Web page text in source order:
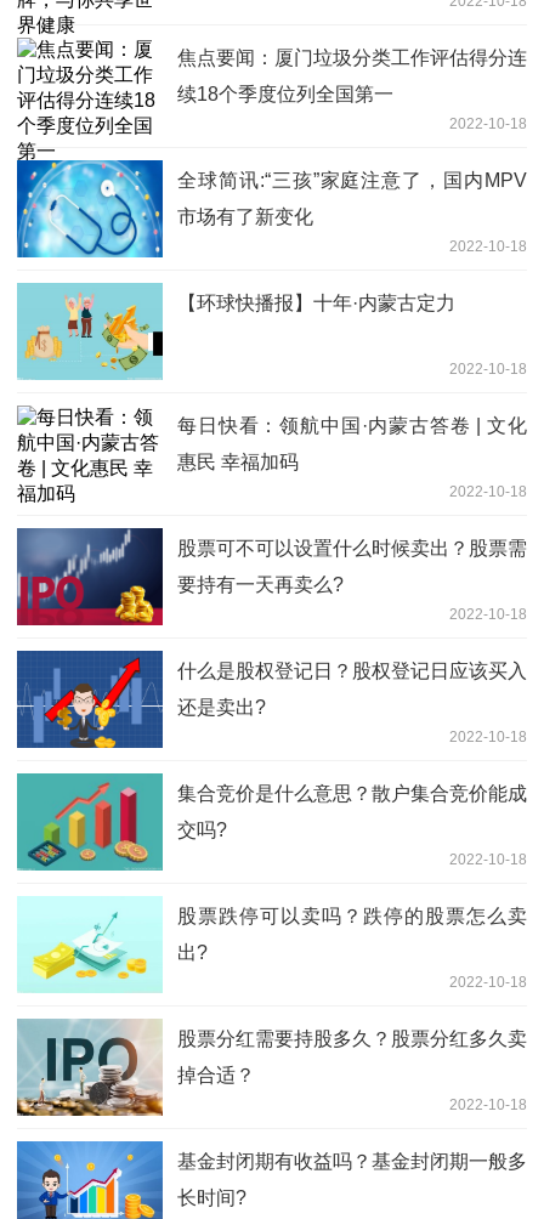
焦点要闻：厦门垃圾分类工作评估得分连
续18个季度位列全国第一
2022-10-18
全球简讯:“三孩”家庭注意了，国内MPV
市场有了新变化
2022-10-18
【环球快播报】十年·内蒙古定力
2022-10-18
每日快看：领航中国·内蒙古答卷 | 文化
惠民 幸福加码
2022-10-18
股票可不可以设置什么时候卖出？股票需
要持有一天再卖么?
2022-10-18
什么是股权登记日？股权登记日应该买入
还是卖出?
2022-10-18
集合竞价是什么意思？散户集合竞价能成
交吗?
2022-10-18
股票跌停可以卖吗？跌停的股票怎么卖
出?
2022-10-18
股票分红需要持股多久？股票分红多久卖
掉合适？
2022-10-18
基金封闭期有收益吗？基金封闭期一般多
长时间?